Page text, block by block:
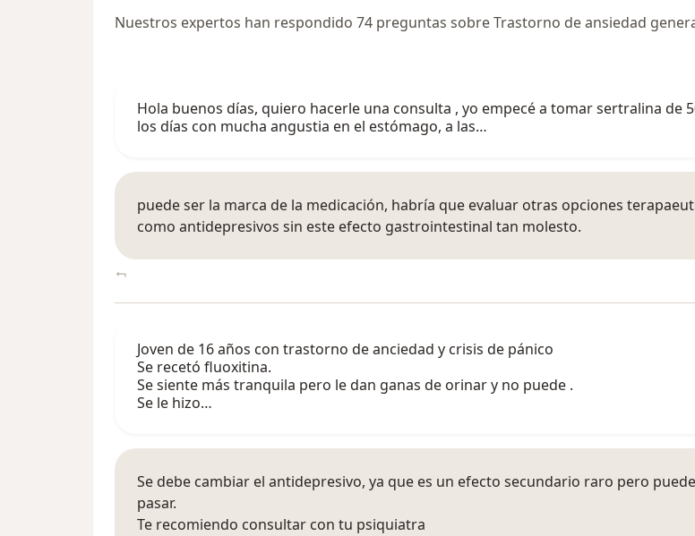
Nuestros expertos han respondido 74 preguntas sobre Trastorno de ansiedad
Hola buenos días, quiero hacerle una consulta , yo empecé a tomar sertralina de
los días con mucha angustia en el estómago, a las…
puede ser la marca de la medicación, habría que evaluar otras opciones
como antidepresivos sin este efecto gastrointestinal tan molesto.
Joven de 16 años con trastorno de anciedad y crisis de pánico
Se recetó fluoxitina.
Se siente más tranquila pero le dan ganas de orinar y no puede .
Se le hizo…
Se debe cambiar el antidepresivo, ya que es un efecto secundario raro pero puede
pasar.
Te recomiendo consultar con tu psiquiatra